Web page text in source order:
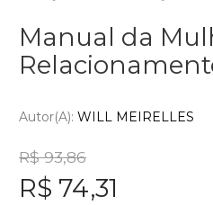
Manual da
Autor(a): WILL MEIRELLES
R$ 93,86
R$ 74,31